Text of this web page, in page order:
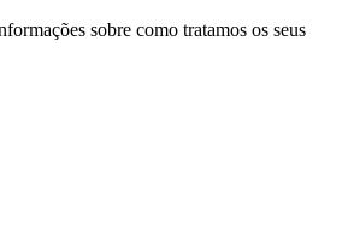
sobre como tratamos os seus